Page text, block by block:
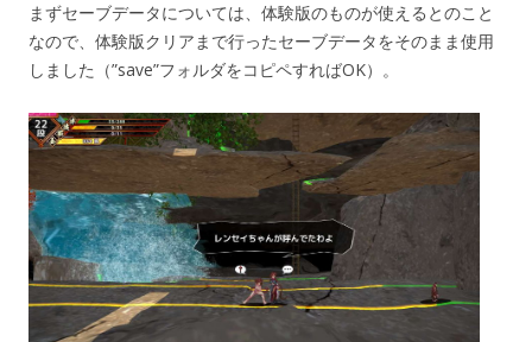
まずセーブデータについては、体験版のものが使えるとのこと
なので、体験版クリアまで行ったセーブデータをそのまま使用
しました（”save”フォルダをコピペすればOK）。